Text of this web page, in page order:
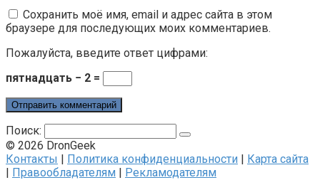
Сохранить моё имя, email и адрес сайта в этом
браузере для последующих моих комментариев.
Пожалуйста, введите ответ цифрами:
пятнадцать − 2 =
Поиск:
© 2026 DronGeek
Контакты | Политика конфиденциальности | Карта сайта
| Правообладателям | Рекламодателям